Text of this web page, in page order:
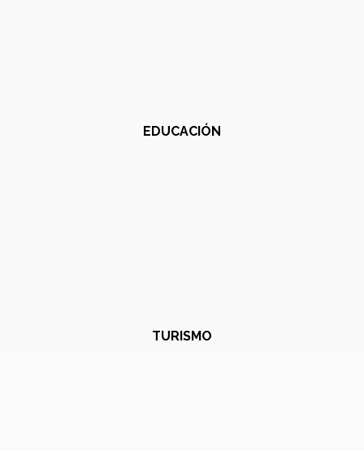
EDUCACIÓN
TURISMO